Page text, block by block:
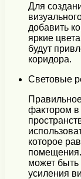
Для
добавить
яркие
будут
коридора.
Световые
фактором в
которое
может быть
усиления